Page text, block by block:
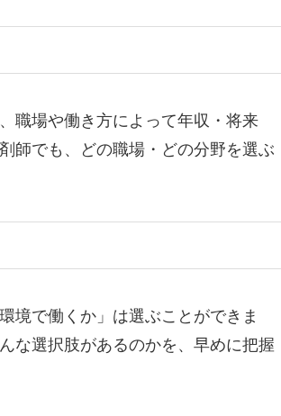
職場や働き方によって年収・将来
師でも、どの職場・どの分野を選ぶ
境で働くか」は選ぶことができま
な選択肢があるのかを、早めに把握